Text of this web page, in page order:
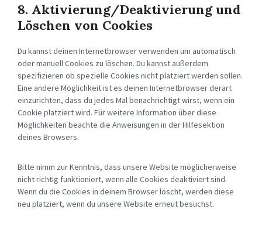
8. Aktivierung/Deaktivierung und
Löschen von Cookies
Du kannst deinen Internetbrowser verwenden um automatisch
oder manuell Cookies zu löschen. Du kannst außerdem
spezifizieren ob spezielle Cookies nicht platziert werden sollen.
Eine andere Möglichkeit ist es deinen Internetbrowser derart
einzurichten, dass du jedes Mal benachrichtigt wirst, wenn ein
Cookie platziert wird. Für weitere Information über diese
Möglichkeiten beachte die Anweisungen in der Hilfesektion
deines Browsers.
Bitte nimm zur Kenntnis, dass unsere Website möglicherweise
nicht richtig funktioniert, wenn alle Cookies deaktiviert sind.
Wenn du die Cookies in deinem Browser löscht, werden diese
neu platziert, wenn du unsere Website erneut besuchst.